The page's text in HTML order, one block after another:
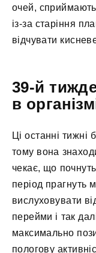
очей,
із-за старіння
відчувати
39-й
в
Ці останні
тому вона
чекає, що
період прагнуть
вислуховувати
перейми і так
максимально
пологову